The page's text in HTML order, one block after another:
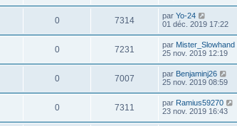
0 7314 par Yo-24
01 déc. 2019 17:22
0 7231 par Mister_Slowhand
25 nov. 2019 12:19
0 7007 par Benjaminj26
25 nov. 2019 08:59
0 7311 par Ramius59270
23 nov. 2019 16:43